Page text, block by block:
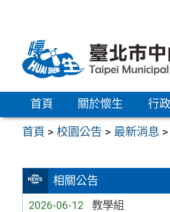
區
首頁 關於懷生 行
首頁 >校園公告 > 最新消息
相關公告
2026-06-12 教學組